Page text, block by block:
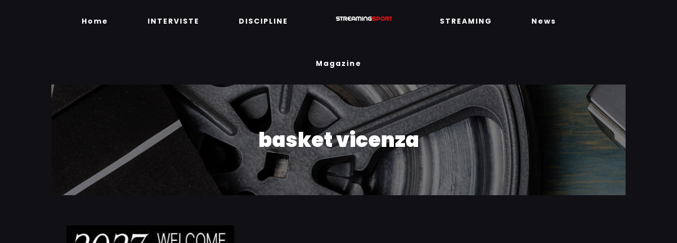
Home INTERVISTE DISCIPLINE STREAMING News
Magazine
basket vicenza